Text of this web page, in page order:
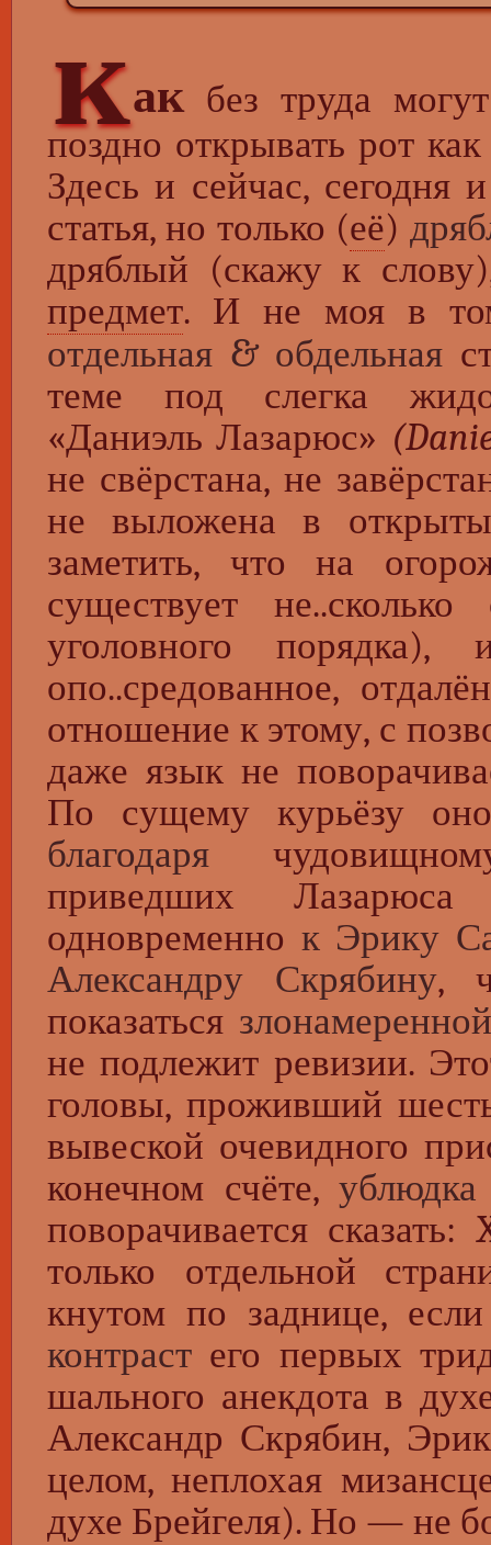
какбез труда
поздно открывать рот
Здесь и сейчас, сегодня
статья, но только (её)
дряблый (скажу к
предмет. И не моя в том
отдельная &обдельная
теме под слегка
«Даниэль Лазарюс»
не свёрстана, не
не выложена в
заметить, что на
существует
уголовного порядка),
опо..средованное,
отношение к этому, с
даже язык не
По сущему курьёзу
благодаря
приведших
одновременно к Эрику
Александру Скрябину,
показаться
не подлежит ревизии.
головы, проживший
вывеской очевидного
конечном счёте,
поворачивается
только отдельной
кнутом по заднице,
контраст его первых
шального анекдота в
Александр Скрябин,
целом, неплохая
духе Брейгеля). Но — не